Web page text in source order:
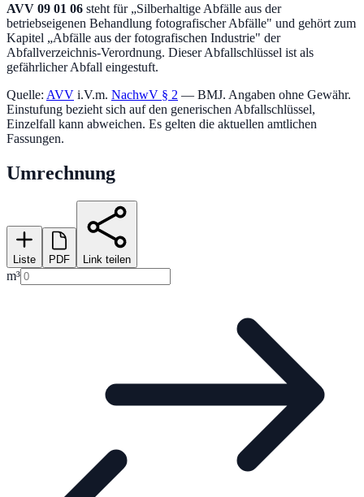
AVV 09 01 06 steht für „Silberhaltige Abfälle aus der
betriebseigenen Behandlung fotografischer Abfälle" und gehört zum
Kapitel „Abfälle aus der fotografischen Industrie" der
Abfallverzeichnis-Verordnung. Dieser Abfallschlüssel ist als
gefährlicher Abfall eingestuft.
Quelle: AVV i.V.m. NachwV § 2 — BMJ. Angaben ohne Gewähr.
Einstufung bezieht sich auf den generischen Abfallschlüssel,
Einzelfall kann abweichen. Es gelten die aktuellen amtlichen
Fassungen.
Umrechnung
Liste PDF Link teilen
m³